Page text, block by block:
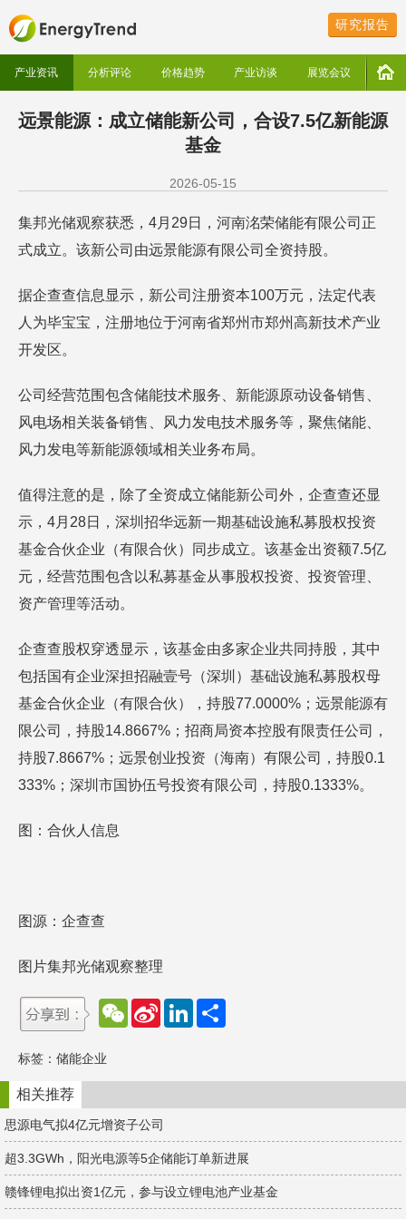
研究报告
产业资讯 分析评论 价格趋势 产业访谈 展览会议
远景能源：成立储能新公司，合设7.5亿新能源
基金
2026-05-15
集邦光储观察获悉，4月29日，河南洺荣储能有限公司正
式成立。该新公司由远景能源有限公司全资持股。
据企查查信息显示，新公司注册资本100万元，法定代表
人为毕宝宝，注册地位于河南省郑州市郑州高新技术产业
开发区。
公司经营范围包含储能技术服务、新能源原动设备销售、
风电场相关装备销售、风力发电技术服务等，聚焦储能、
风力发电等新能源领域相关业务布局。
值得注意的是，除了全资成立储能新公司外，企查查还显
示，4月28日，深圳招华远新一期基础设施私募股权投资
基金合伙企业（有限合伙）同步成立。该基金出资额7.5亿
元，经营范围包含以私募基金从事股权投资、投资管理、
资产管理等活动。
企查查股权穿透显示，该基金由多家企业共同持股，其中
包括国有企业深担招融壹号（深圳）基础设施私募股权母
基金合伙企业（有限合伙），持股77.0000%；远景能源有
限公司，持股14.8667%；招商局资本控股有限责任公司，
持股7.8667%；远景创业投资（海南）有限公司，持股0.1
333%；深圳市国协伍号投资有限公司，持股0.1333%。
图：合伙人信息
图源：企查查
图片集邦光储观察整理
W
e
t
S
e
b
o
L
d
n
标签： 储能企业
相关推荐
思源电气拟4亿元增资子公司
超3.3GWh，阳光电源等5企储能订单新进展
赣锋锂电拟出资1亿元，参与设立锂电池产业基金